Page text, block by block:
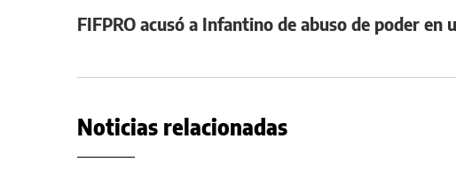
FIFPRO acusó a Infantino de abuso de poder en
Noticias relacionadas